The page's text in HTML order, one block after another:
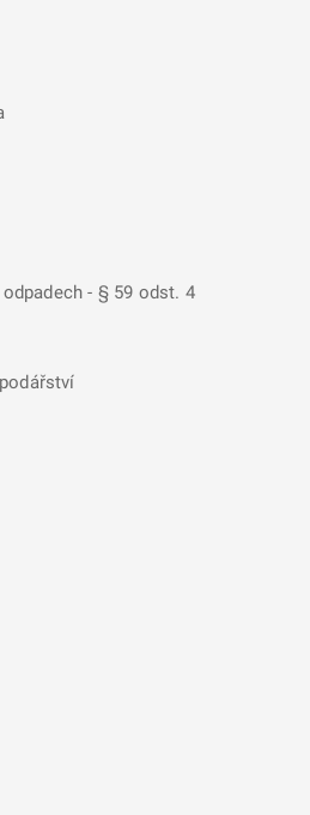
- § 59 odst. 4